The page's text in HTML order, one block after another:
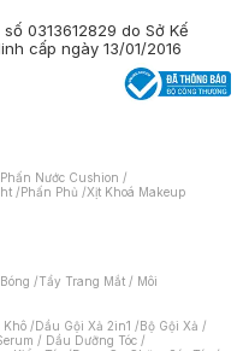
0313612829 do Sở Kế
cấp ngày 13/01/2016
Phấn Nước Cushion /
/Phấn Phủ /Xịt Khoá Makeup
/Tẩy Trang Mắt / Môi
Khô /Dầu Gội Xả 2in1 /Bộ Gội Xả /
/ Dầu Dưỡng Tóc /